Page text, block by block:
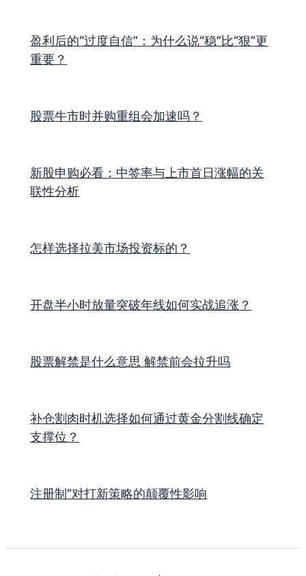
盈利后的“过度自信”：为什么说“稳”比“狠”更
重要？
股票牛市时并购重组会加速吗？
新股申购必看：中签率与上市首日涨幅的关
联性分析
怎样选择拉美市场投资标的？
开盘半小时放量突破年线如何实战追涨？
股票解禁是什么意思 解禁前会拉升吗
补仓割肉时机选择如何通过黄金分割线确定
支撑位？
注册制”对打新策略的颠覆性影响